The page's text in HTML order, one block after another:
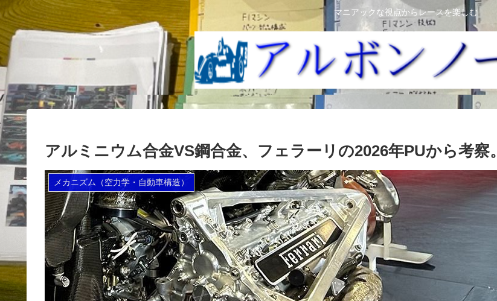
マニアックな視点からレースを楽しむ
アルミニウム合金VS鋼合金、フェラーリの2026年PUから考察。
メカニズム（空力学・自動車構造）